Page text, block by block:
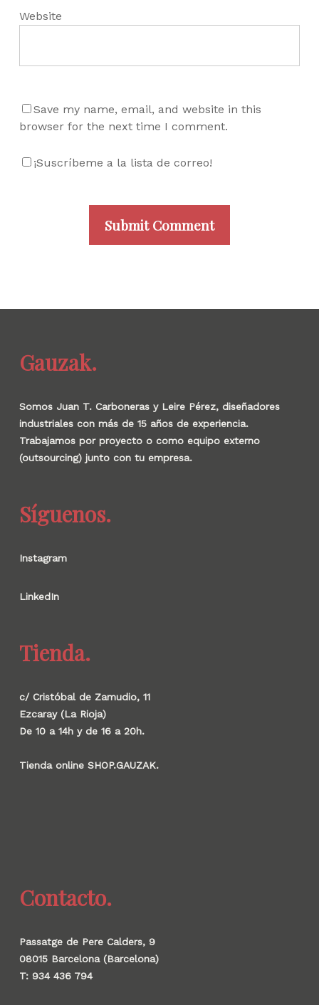
Website
Save my name, email, and website in this
browser for the next time I comment.
¡Suscríbeme a la lista de correo!
Gauzak.
Somos Juan T. Carboneras y Leire Pérez, diseñadores
industriales con más de 15 años de experiencia.
Trabajamos por proyecto o como equipo externo
(outsourcing) junto con tu empresa.
Síguenos.
Instagram
LinkedIn
Tienda.
c/ Cristóbal de Zamudio, 11
Ezcaray (La Rioja)
De 10 a 14h y de 16 a 20h.
Tienda online SHOP.GAUZAK.
Contacto.
Passatge de Pere Calders, 9
08015 Barcelona (Barcelona)
T: 934 436 794